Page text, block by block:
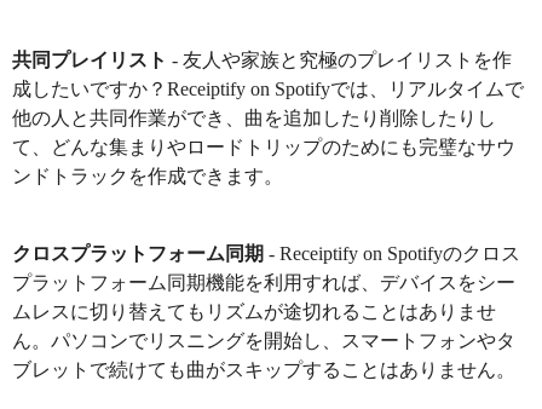
共同プレイリスト - 友人や家族と究極のプレイリストを作
成したいですか？Receiptify on Spotifyでは、リアルタイムで
他の人と共同作業ができ、曲を追加したり削除したりし
て、どんな集まりやロードトリップのためにも完璧なサウ
ンドトラックを作成できます。
クロスプラットフォーム同期 - Receiptify on Spotifyのクロス
プラットフォーム同期機能を利用すれば、デバイスをシー
ムレスに切り替えてもリズムが途切れることはありませ
ん。パソコンでリスニングを開始し、スマートフォンやタ
ブレットで続けても曲がスキップすることはありません。